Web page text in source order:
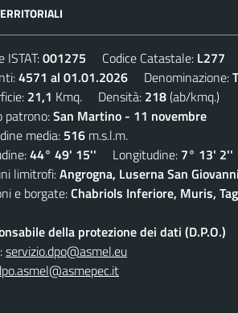
ISTAT:001275 Codice Catastale: L277
4571 al 01.01.2026 Denominazione:
21,1 Kmq. Densità: 218(ab/kmq.)
patrono:San Martino - 11 novembre
media: 516 m.s.l.m.
44° 49' 15'' Longitudine: 7° 13' 2''
limitrofi:Angrogna, Luserna San
e borgate:Chabriols Inferiore, Muris,
della protezione dei dati (D.P.O.)
servizio.dpo@asmel.eu